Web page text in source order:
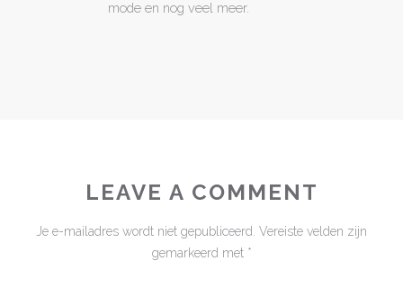
mode en nog veel meer.
LEAVE A COMMENT
Je e-mailadres wordt niet gepubliceerd. Vereiste velden zijn
gemarkeerd met *